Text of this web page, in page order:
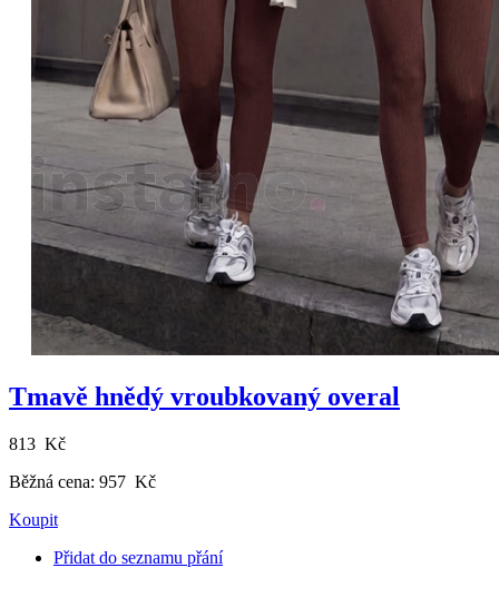
Tmavě hnědý vroubkovaný overal
813 Kč
Běžná cena: 957 Kč
Koupit
Přidat do seznamu přání